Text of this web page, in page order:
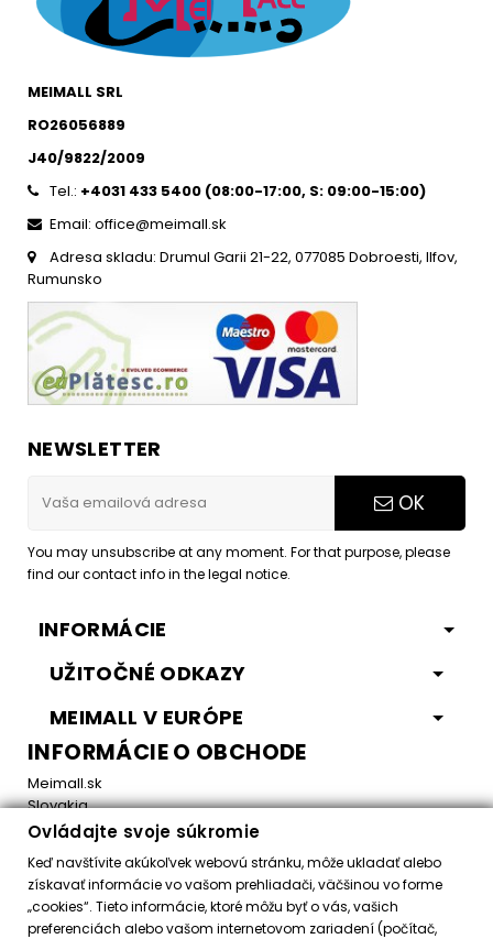
MEIMALL SRL
RO26056889
J40/9822/2009
Tel.: +4031 433 5400 (08:00-17:00, S: 09:00-15:00)
Email: office@meimall.sk
Adresa skladu: Drumul Garii 21-22, 077085 Dobroesti, Ilfov,
Rumunsko
NEWSLETTER
OK
You may unsubscribe at any moment. For that purpose, please
find our contact info in the legal notice.
INFORMÁCIE
UŽITOČNÉ ODKAZY
MEIMALL V EURÓPE
INFORMÁCIE O OBCHODE
Meimall.sk
Slovakia
Email:office@meimall.sk
Control your Privacy
Ovládajte svoje súkromie
Keď navštívite akúkoľvek webovú stránku, môže ukladať alebo
získavať informácie vo vašom prehliadači, väčšinou vo forme
„cookies“. Tieto informácie, ktoré môžu byť o vás, vašich
preferenciách alebo vašom internetovom zariadení (počítač,